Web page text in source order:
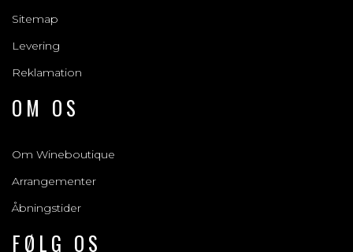
Sitemap
Levering
Reklamation
OM OS
Om Wineboutique
Arrangementer
Åbningstider
FØLG OS